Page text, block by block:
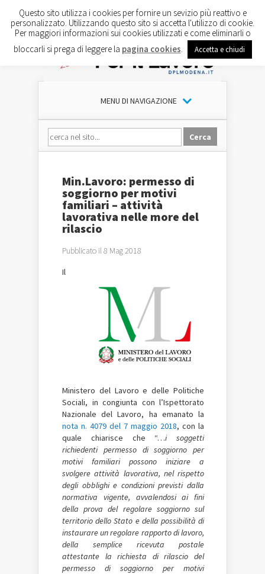
MENU DI NAVIGAZIONE
Min.Lavoro: permesso di
soggiorno per motivi
familiari – attività
lavorativa nelle more del
rilascio
Pubblicato il 8 Mag 2018
Il
Ministero del Lavoro e delle Politiche
Sociali, in congiunta con l’Ispettorato
Nazionale del Lavoro, ha emanato la
nota n. 4079 del 7 maggio 2018, con la
quale chiarisce che “…i soggetti
richiedenti permesso di soggiorno per
motivi familiari possono iniziare a
svolgere attività lavorativa, nel rispetto
degli obblighi e condizioni previsti dalla
normativa vigente, avvalendosi ai fini
della prova del regolare soggiorno sul
territorio dello Stato e della possibilità di
instaurare un regolare rapporto di lavoro,
della semplice ricevuta postale
attestante la richiesta di rilascio del
permesso di soggiorno per motivi
Questo sito utilizza i cookies per fornire un sevizio più reattivo e
personalizzato. Utilizzando questo sito si accetta l'utilizzo di cookie.
Per maggiori informazioni sui cookies utilizzati e come eliminarli o
bloccarli si prega di leggere la pagina cookies Accetta e chiudi